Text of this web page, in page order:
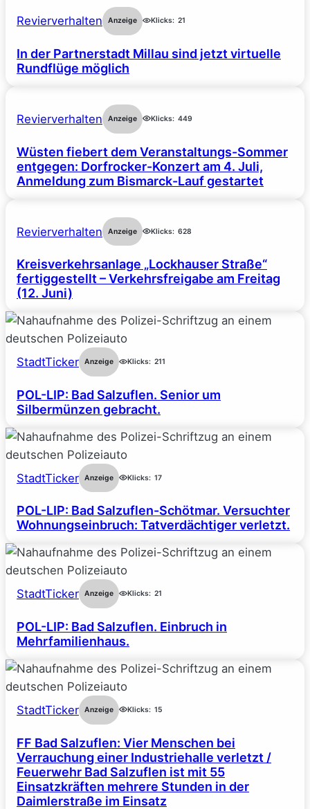
Revierverhalten Anzeige Klicks: 21
In der Partnerstadt Millau sind jetzt virtuelle
Rundflüge möglich
Revierverhalten Anzeige Klicks: 449
Wüsten fiebert dem Veranstaltungs-Sommer
entgegen: Dorfrocker-Konzert am 4. Juli,
Anmeldung zum Bismarck-Lauf gestartet
Revierverhalten Anzeige Klicks: 628
Kreisverkehrsanlage „Lockhauser Straße“
fertiggestellt – Verkehrsfreigabe am Freitag
(12. Juni)
StadtTicker Anzeige Klicks: 211
POL-LIP: Bad Salzuflen. Senior um
Silbermünzen gebracht.
StadtTicker Anzeige Klicks: 17
POL-LIP: Bad Salzuflen-Schötmar. Versuchter
Wohnungseinbruch: Tatverdächtiger verletzt.
StadtTicker Anzeige Klicks: 21
POL-LIP: Bad Salzuflen. Einbruch in
Mehrfamilienhaus.
StadtTicker Anzeige Klicks: 15
FF Bad Salzuflen: Vier Menschen bei
Verrauchung einer Industriehalle verletzt /
Feuerwehr Bad Salzuflen ist mit 55
Einsatzkräften mehrere Stunden in der
Daimlerstraße im Einsatz